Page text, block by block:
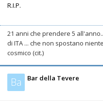
R.I.P.
21 anni che prendere 5
di ITA ... che non spostano
cosmico (cit.)
Ba Bar della Tevere